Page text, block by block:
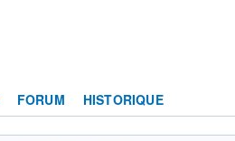
FORUM HISTORIQUE